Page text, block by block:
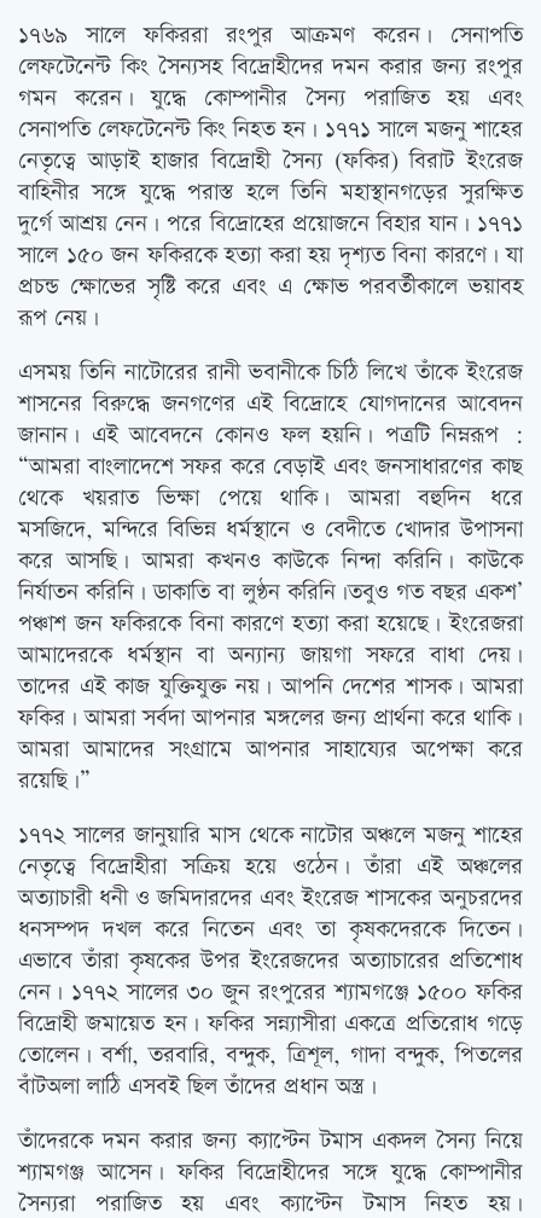
১৭৬৯ সালে ফকিররা রংপুর আক্রমণ করেন। সেনাপতি
লেফটেনেন্ট কিং সৈন্যসহ বিদ্রোহীদের দমন করার জন্য রংপুর
গমন করেন। যুদ্ধে কোম্পানীর সৈন্য পরাজিত হয় এবং
সেনাপতি লেফটেনেন্ট কিং নিহত হন। ১৭৭১ সালে মজনু শাহের
নেতৃত্বে আড়াই হাজার বিদ্রোহী সৈন্য (ফকির) বিরাট ইংরেজ
বাহিনীর সঙ্গে যুদ্ধে পরাস্ত হলে তিনি মহাস্থানগড়ের সুরক্ষিত
দুর্গে আশ্রয় নেন। পরে বিদ্রোহের প্রয়োজনে বিহার যান। ১৭৭১
সালে ১৫০ জন ফকিরকে হত্যা করা হয় দৃশ্যত বিনা কারণে। যা
প্রচন্ড ক্ষোভের সৃষ্টি করে এবং এ ক্ষোভ পরবর্তীকালে ভয়াবহ
রূপ নেয়।
এসময় তিনি নাটোরের রানী ভবানীকে চিঠি লিখে তাঁকে ইংরেজ
শাসনের বিরুদ্ধে জনগণের এই বিদ্রোহে যোগদানের আবেদন
জানান। এই আবেদনে কোনও ফল হয়নি। পত্রটি নিম্নরূপ :
“আমরা বাংলাদেশে সফর করে বেড়াই এবং জনসাধারণের কাছ
থেকে খয়রাত ভিক্ষা পেয়ে থাকি। আমরা বহুদিন ধরে
মসজিদে, মন্দিরে বিভিন্ন ধর্মস্থানে ও বেদীতে খোদার উপাসনা
করে আসছি। আমরা কখনও কাউকে নিন্দা করিনি। কাউকে
নির্যাতন করিনি। ডাকাতি বা লুণ্ঠন করিনি।তবুও গত বছর একশ’
পঞ্চাশ জন ফকিরকে বিনা কারণে হত্যা করা হয়েছে। ইংরেজরা
আমাদেরকে ধর্মস্থান বা অন্যান্য জায়গা সফরে বাধা দেয়।
তাদের এই কাজ যুক্তিযুক্ত নয়। আপনি দেশের শাসক। আমরা
ফকির। আমরা সর্বদা আপনার মঙ্গলের জন্য প্রার্থনা করে থাকি।
আমরা আমাদের সংগ্রামে আপনার সাহায্যের অপেক্ষা করে
রয়েছি।”
১৭৭২ সালের জানুয়ারি মাস থেকে নাটোর অঞ্চলে মজনু শাহের
নেতৃত্বে বিদ্রোহীরা সক্রিয় হয়ে ওঠেন। তাঁরা এই অঞ্চলের
অত্যাচারী ধনী ও জমিদারদের এবং ইংরেজ শাসকের অনুচরদের
ধনসম্পদ দখল করে নিতেন এবং তা কৃষকদেরকে দিতেন।
এভাবে তাঁরা কৃষকের উপর ইংরেজদের অত্যাচারের প্রতিশোধ
নেন। ১৭৭২ সালের ৩০ জুন রংপুরের শ্যামগঞ্জে ১৫০০ ফকির
বিদ্রোহী জমায়েত হন। ফকির সন্ন্যাসীরা একত্রে প্রতিরোধ গড়ে
তোলেন। বর্শা, তরবারি, বন্দুক, ত্রিশূল, গাদা বন্দুক, পিতলের
বাঁটঅলা লাঠি এসবই ছিল তাঁদের প্রধান অস্ত্র।
তাঁদেরকে দমন করার জন্য ক্যাপ্টেন টমাস একদল সৈন্য নিয়ে
শ্যামগঞ্জ আসেন। ফকির বিদ্রোহীদের সঙ্গে যুদ্ধে কোম্পানীর
সৈন্যরা পরাজিত হয় এবং ক্যাপ্টেন টমাস নিহত হয়।